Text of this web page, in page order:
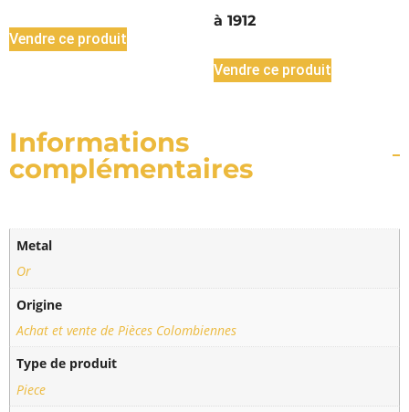
Vendre ce produit
à 1912
Vendre ce produit
Informations
complémentaires
Metal
Or
Origine
Achat et vente de Pièces Colombiennes
Type de produit
Piece